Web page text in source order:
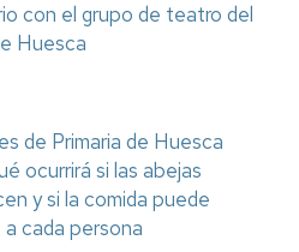
con el grupo de teatro del
Huesca
de Primaria de Huesca
ocurrirá si las abejas
y si la comida puede
cada persona